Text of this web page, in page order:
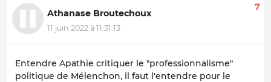
Athanase Broutechoux
11 juin 2022 à 11:31:13
7
Entendre Apathie critiquer le "professionnalisme"
politique de Mélenchon, il faut l'entendre pour le